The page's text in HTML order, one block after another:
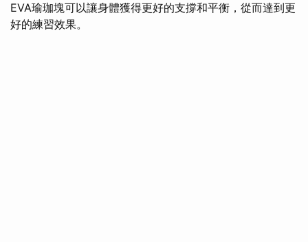
EVA瑜珈塊可以讓身體獲得更好的支撐和平衡，從而達到更
好的練習效果。